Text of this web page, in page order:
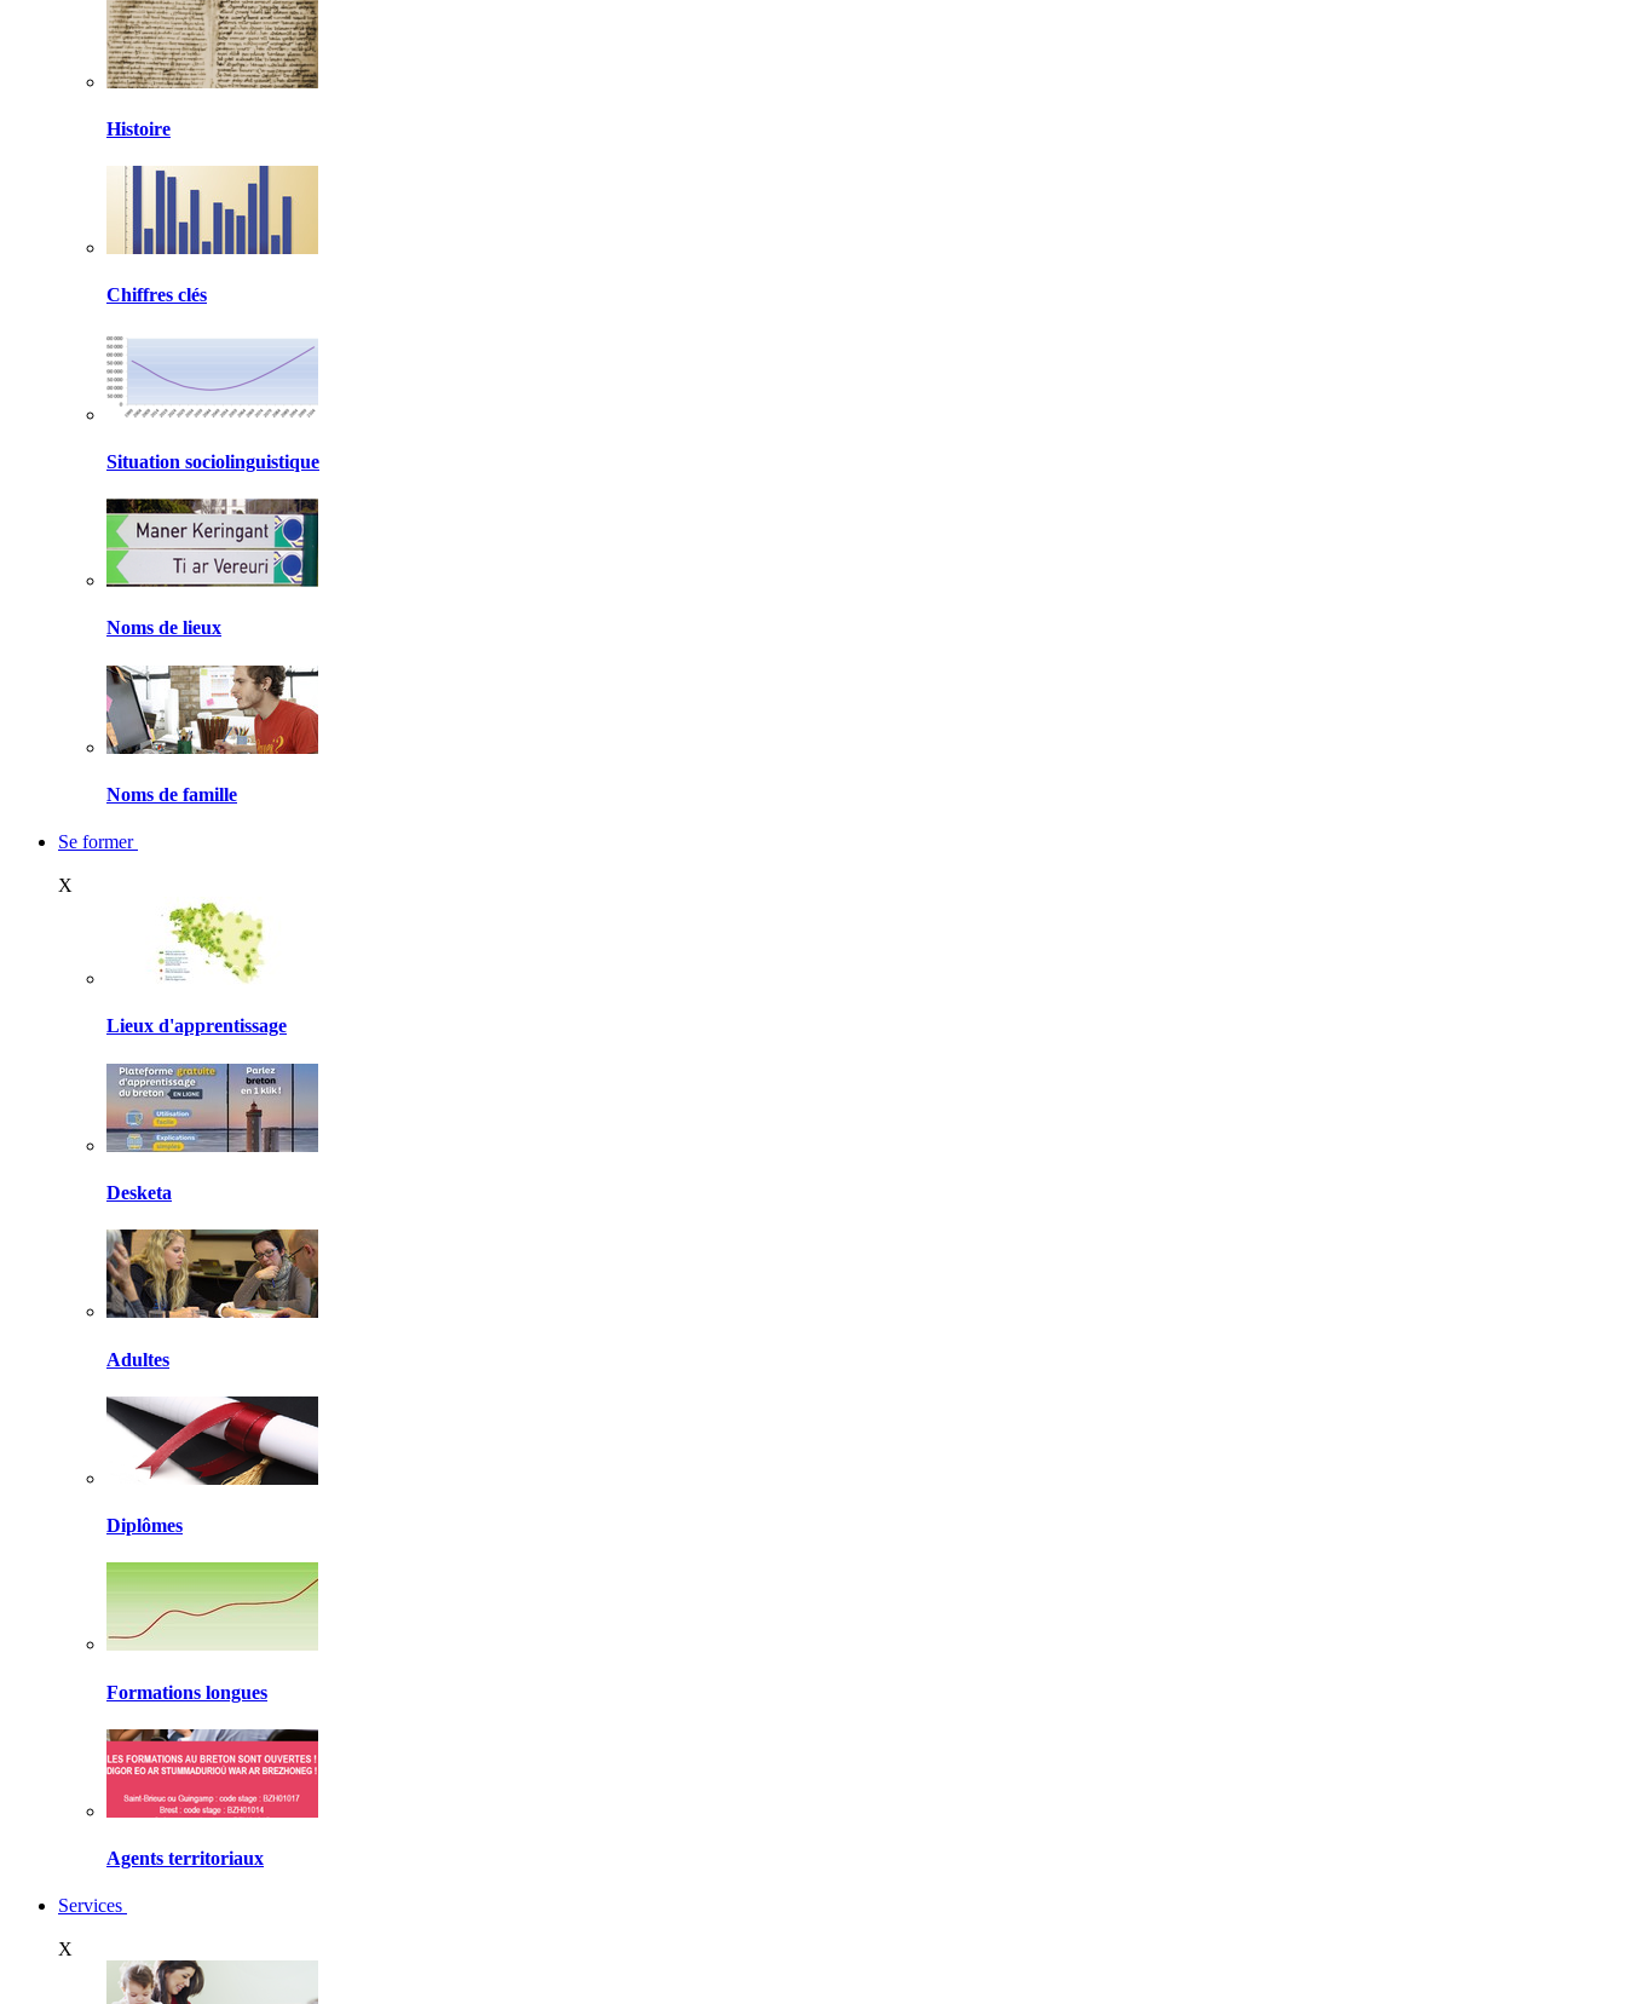
Histoire
Chiffres clés
Situation sociolinguistique
Noms de lieux
Noms de famille
Se former
X
Lieux d'apprentissage
Desketa
Adultes
Diplômes
Formations longues
Agents territoriaux
Services
X